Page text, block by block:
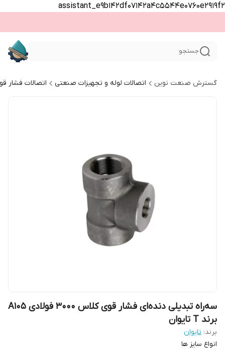
assistant_e9b142df07142a4c5544e0760e2919f2
جستجو
گسترش صنعت نوین اتصالات لوله و تجهیزات صنعتی اتصالات فشار
سه‌راه تبدیلی دنده‌ای فشار قوی کلاس 3000 فولادی A105
برند T تایوان
برند: تایوان
انواع سایز ها